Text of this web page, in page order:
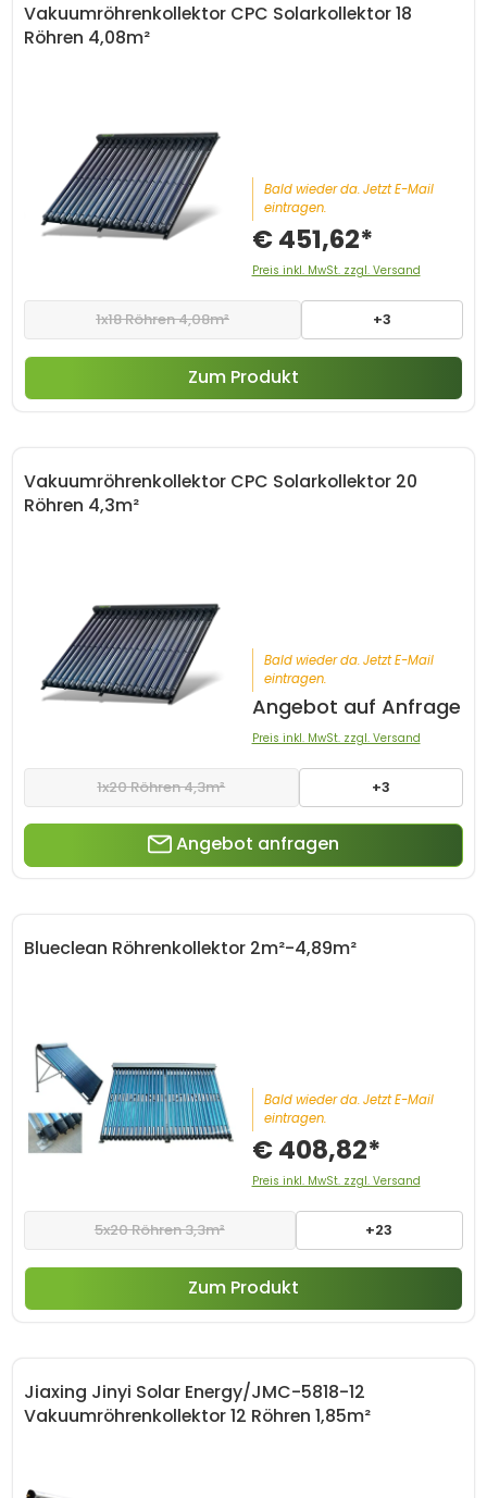
Vakuumröhrenkollektor CPC Solarkollektor 18
Röhren 4,08m²
1x18 Röhren 4,08m² +3
Bald wieder da. Jetzt E-Mail
eintragen.
€ 451,62*
Preis inkl. MwSt. zzgl. Versand
Zum Produkt
Vakuumröhrenkollektor CPC Solarkollektor 20
Röhren 4,3m²
1x20 Röhren 4,3m² +3
Bald wieder da. Jetzt E-Mail
eintragen.
Angebot auf Anfrage
Preis inkl. MwSt. zzgl. Versand
Angebot anfragen
Blueclean Röhrenkollektor 2m²-4,89m²
5x20 Röhren 3,3m² +23
Bald wieder da. Jetzt E-Mail
eintragen.
€ 408,82*
Preis inkl. MwSt. zzgl. Versand
Zum Produkt
Jiaxing Jinyi Solar Energy/JMC-5818-12
Vakuumröhrenkollektor 12 Röhren 1,85m²